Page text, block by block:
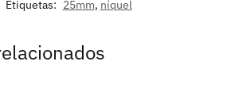
Etiquetas: 25mm, níquel